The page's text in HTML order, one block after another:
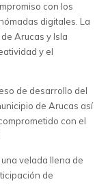
con los
digitales. La
Arucas y Isla
y el
de desarrollo del
de Arucas así
con el
velada llena de
de